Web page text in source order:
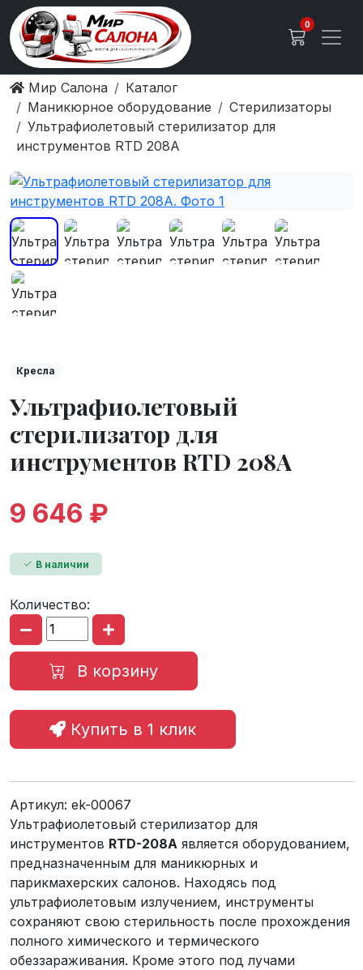
0
Мир Салона
Каталог
Маникюрное оборудование
Стерилизаторы
Ультрафиолетовый стерилизатор для
инструментов RTD 208A
Кресла
Ультрафиолетовый
стерилизатор для
инструментов RTD 208A
9 646 ₽
В наличии
Количество:
В корзину
Купить в 1 клик
Артикул: ek-00067
Ультрафиолетовый стерилизатор для
инструментов RTD-208A является оборудованием,
предназначенным для маникюрных и
парикмахерских салонов. Находясь под
ультрафиолетовым излучением, инструменты
сохраняют свою стерильность после прохождения
полного химического и термического
обеззараживания. Кроме этого под лучами